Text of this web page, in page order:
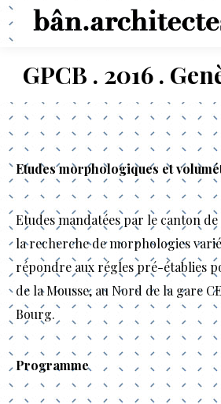
GPCB . 2016 .Vous êtes ici :
Etudes morphologiques et
Etudes mandatées par le canton
la recherche de morphologies
répondre aux régles pré-établies
de la Mousse, au Nord de la gare
Bourg.
Programme